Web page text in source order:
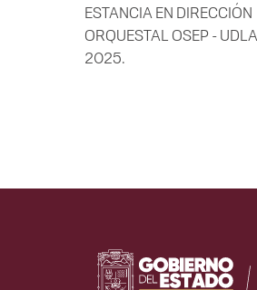
ESTANCIA EN DIRECCIÓN
ORQUESTAL OSEP -
2025.